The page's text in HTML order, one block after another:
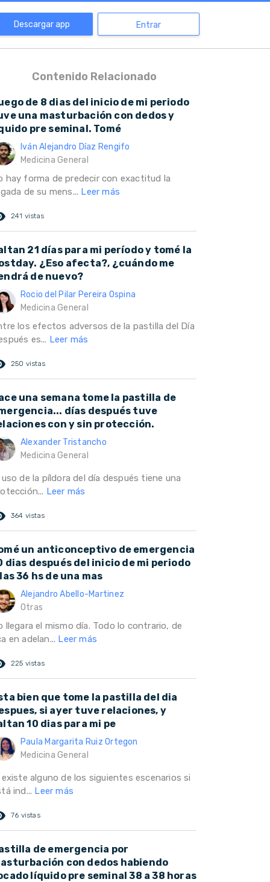
Descargar app Entrar
Contenido Relacionado
de 8 dias del inicio de mi periodo
una masturbación con dedos y
pre seminal. Tomé
Iván Alejandro Díaz Rengifo
Medicina General
hay forma de predecir con exactitud la
de su mens... Leer más
241 vistas
21 días para mi período y tomé la
¿Eso afecta?, ¿cuándo me
de nuevo?
Rocio del Pilar Pereira Ospina
Medicina General
los efectos adversos de la pastilla del Día
es... Leer más
250 vistas
una semana tome la pastilla de
días después tuve
con y sin protección.
Alexander Tristancho
Medicina General
uso de la píldora del día después tiene una
Leer más
364 vistas
un anticonceptivo de emergencia
dias después del inicio de mi periodo
36 hs de una mas
Alejandro Abello-Martinez
Otras
llegara el mismo día. Todo lo contrario, de
en adelan... Leer más
225 vistas
bien que tome la pastilla del dia
si ayer tuve relaciones, y
10 dias para mi pe
Paula Margarita Ruiz Ortegon
Medicina General
existe alguno de los siguientes escenarios si
ind... Leer más
76 vistas
de emergencia por
con dedos habiendo
líquido pre seminal 38 a 38 horas